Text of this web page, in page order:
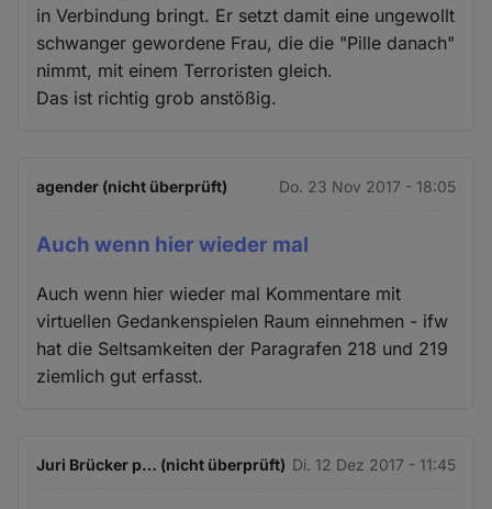
in Verbindung bringt. Er setzt damit eine ungewollt
schwanger gewordene Frau, die die "Pille danach"
nimmt, mit einem Terroristen gleich.
Das ist richtig grob anstößig.
agender (nicht überprüft) Do. 23 Nov 2017 - 18:05
Auch wenn hier wieder mal
Auch wenn hier wieder mal Kommentare mit
virtuellen Gedankenspielen Raum einnehmen - ifw
hat die Seltsamkeiten der Paragrafen 218 und 219
ziemlich gut erfasst.
Juri Brücker p… (nicht überprüft) Di. 12 Dez 2017 - 11:45